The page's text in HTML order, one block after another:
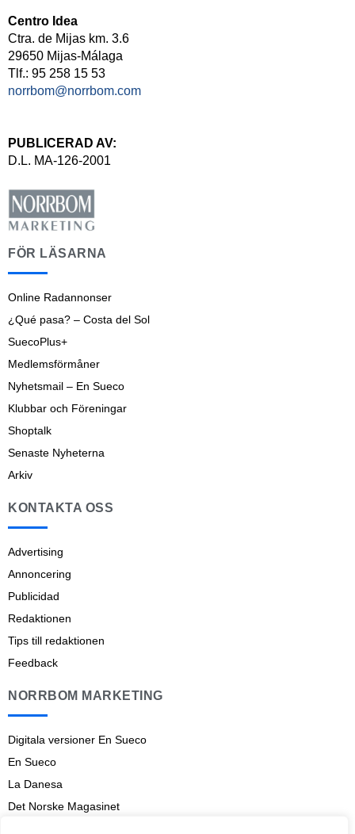
Centro Idea
Ctra. de Mijas km. 3.6
29650 Mijas-Málaga
Tlf.: 95 258 15 53
norrbom@norrbom.com
PUBLICERAD AV:
D.L. MA-126-2001
FÖR LÄSARNA
Online Radannonser
¿Qué pasa? – Costa del Sol
SuecoPlus+
Medlemsförmåner
Nyhetsmail – En Sueco
Klubbar och Föreningar
Shoptalk
Senaste Nyheterna
Arkiv
KONTAKTA OSS
Advertising
Annoncering
Publicidad
Redaktionen
Tips till redaktionen
Feedback
NORRBOM MARKETING
Digitala versioner En Sueco
En Sueco
La Danesa
Det Norske Magasinet